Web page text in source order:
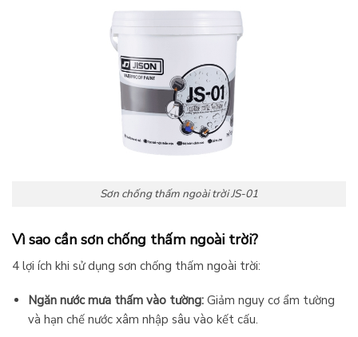
Sơn chống thấm ngoài trời JS-01
Vì sao cần sơn chống thấm ngoài trời?
4 lợi ích khi sử dụng sơn chống thấm ngoài trời:
Ngăn nước mưa thấm vào tường:Giảm nguy cơ ẩm tường
và hạn chế nước xâm nhập sâu vào kết cấu.